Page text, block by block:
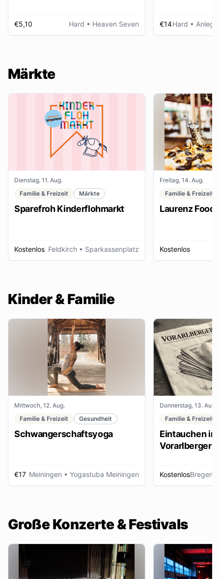
€5,10 Hard • Heaven Seven €14Hard •
Märkte
Dienstag, 11. Aug.
Familie & Freizeit
Märkte
Sparefroh Kinderflohmarkt
Kostenlos Feldkirch • Sparkassenplatz
Freitag, 14. Aug.
Familie & Freizeit
Laurenz Food
Kostenlos
Kinder & Familie
Mittwoch, 12. Aug.
Familie & Freizeit
Gesundheit
Schwangerschaftsyoga
€17 Meiningen • Yogastuba Meiningen
Donnerstag, 13. Aug.
Familie & Freizeit
Eintauchen in
Vorarlberger
KostenlosBregenz
Große Konzerte & Festivals